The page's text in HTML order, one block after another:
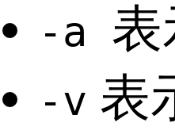
-a 表
-v 表